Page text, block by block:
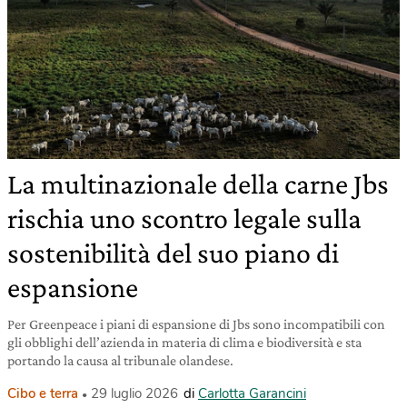
La multinazionale della carne Jbs
rischia uno scontro legale sulla
sostenibilità del suo piano di
espansione
Per Greenpeace i piani di espansione di Jbs sono incompatibili con
gli obblighi dell’azienda in materia di clima e biodiversità e sta
portando la causa al tribunale olandese.
Cibo e terra 29 luglio 2026 di Carlotta Garancini